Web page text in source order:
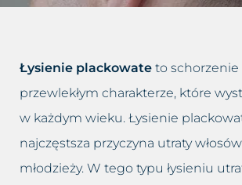
Dolina łez
Hirsutyzm
Krzywy nos, Garbaty nos
Nadmiar tkanki
Leczenie bruksizmu
Leczenie migreny
Leczenie nadpotliwości
Leczenie trądziku
Blog
Łysienie plackowate to schorzenie
przewlekłym charakterze, które
w każdym wieku. Łysienie
najczęstsza przyczyna utraty
młodzieży. W tego typu łysieniu